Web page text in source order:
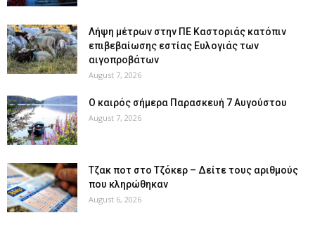
Λήψη μέτρων στην ΠΕ Καστοριάς κατόπιν
επιβεβαίωσης εστίας Ευλογιάς των
αιγοπροβάτων
August 7, 2026
Ο καιρός σήμερα Παρασκευή 7 Αυγούστου
August 7, 2026
Tζακ ποτ στο Τζόκερ – Δείτε τους αριθμούς
που κληρώθηκαν
August 6, 2026